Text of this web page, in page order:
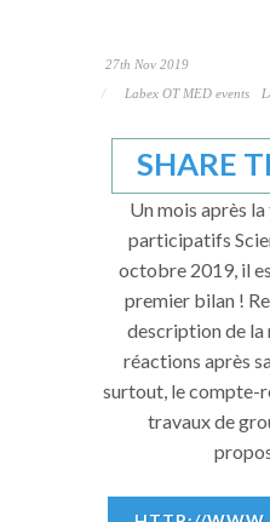
27th Nov 2019
Labex OT MED events
SHARE
Un mois après
participatifs
octobre 2019, il
premier bilan !
description de la
réactions après
surtout, le compte-
travaux de